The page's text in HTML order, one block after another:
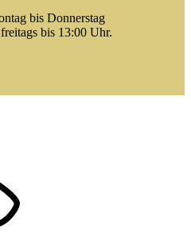
bis Donnerstag
bis 13:00 Uhr.